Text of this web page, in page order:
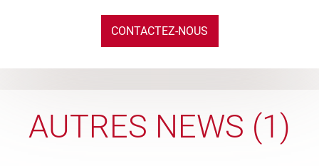
CONTACTEZ-NOUS
AUTRES NEWS (1)